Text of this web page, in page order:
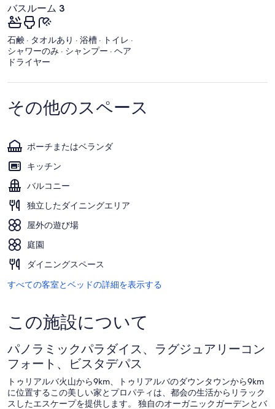
バスルーム 3
石鹸 · タオルあり · 浴槽 · トイレ ·
シャワーのみ · シャンプー · ヘア
ドライヤー
その他のスペース
ポーチまたはベランダ
キッチン
バルコニー
独立したダイニングエリア
屋外の遊び場
庭園
ダイニングスペース
すべての客室とベッドの詳細を表示する
この施設について
パノラミックパラダイス、ラグジュアリーコン
フォート、ビスタデパス
トゥリアルバ火山から9km、トゥリアルバのダウンタウンから9km
に位置するこの美しい家とプロパティは、都会の生活からリラック
スしたエスケープを提供します。 独自のオーガニックガーデンとバ